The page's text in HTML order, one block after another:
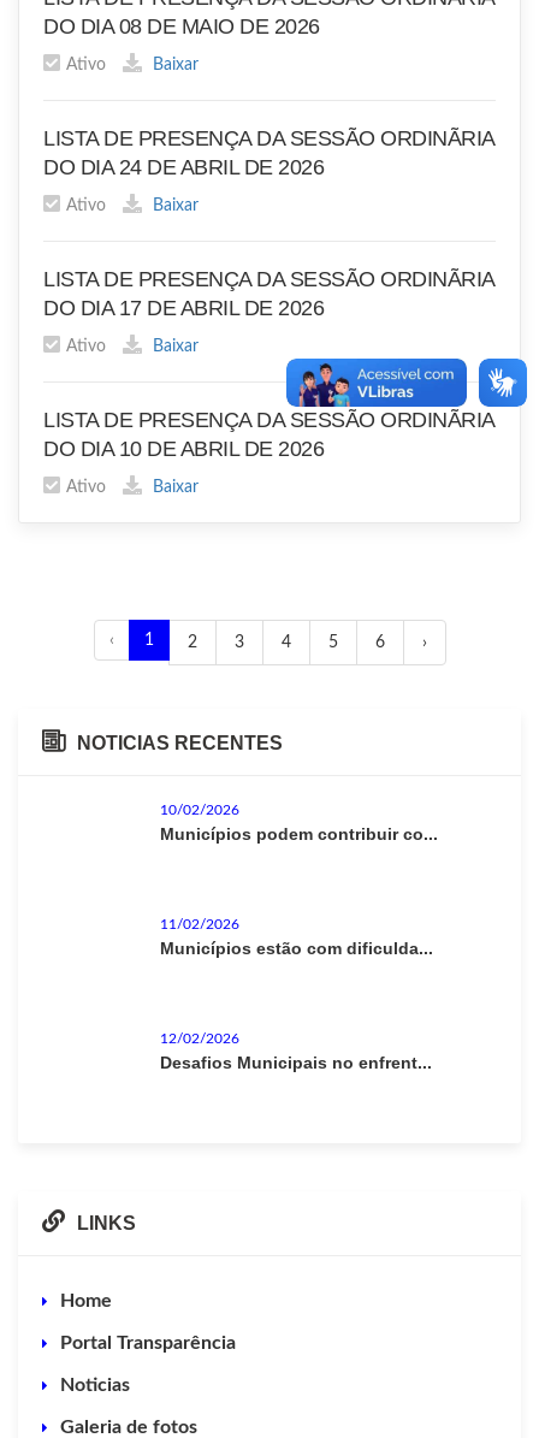
DO DIA 08 DE MAIO DE 2026
Ativo Baixar
LISTA DE PRESENÇA DA SESSÃO ORDINÃRIA
DO DIA 24 DE ABRIL DE 2026
Ativo Baixar
LISTA DE PRESENÇA DA SESSÃO ORDINÃRIA
DO DIA 17 DE ABRIL DE 2026
Ativo Baixar
LISTA DE PRESENÇA DA SESSÃO ORDINÃRIA
DO DIA 10 DE ABRIL DE 2026
Ativo Baixar
‹ 1 2 3 4 5 6 ›
NOTICIAS RECENTES
10/02/2026
Municípios podem contribuir co...
11/02/2026
Municípios estão com dificulda...
12/02/2026
Desafios Municipais no enfrent...
LINKS
Home
Portal Transparência
Noticias
Galeria de fotos